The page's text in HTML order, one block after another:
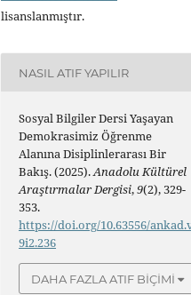
lisanslanmıştır.
NASIL ATIF YAPILIR
Sosyal Bilgiler Dersi Yaşayan
Demokrasimiz Öğrenme
Alanına Disiplinlerarası Bir
Bakış. (2025).Anadolu Kültürel
Araştırmalar Dergisi,9(2), 329-
353.
https://doi.org/10.63556/
9i2.236
DAHA FAZLA ATIF BIÇIMI